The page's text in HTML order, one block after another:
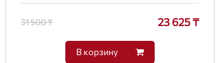
31 500 ₸ 23 625 ₸
В корзину